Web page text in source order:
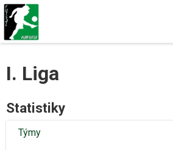
I. Liga
Statistiky
Týmy